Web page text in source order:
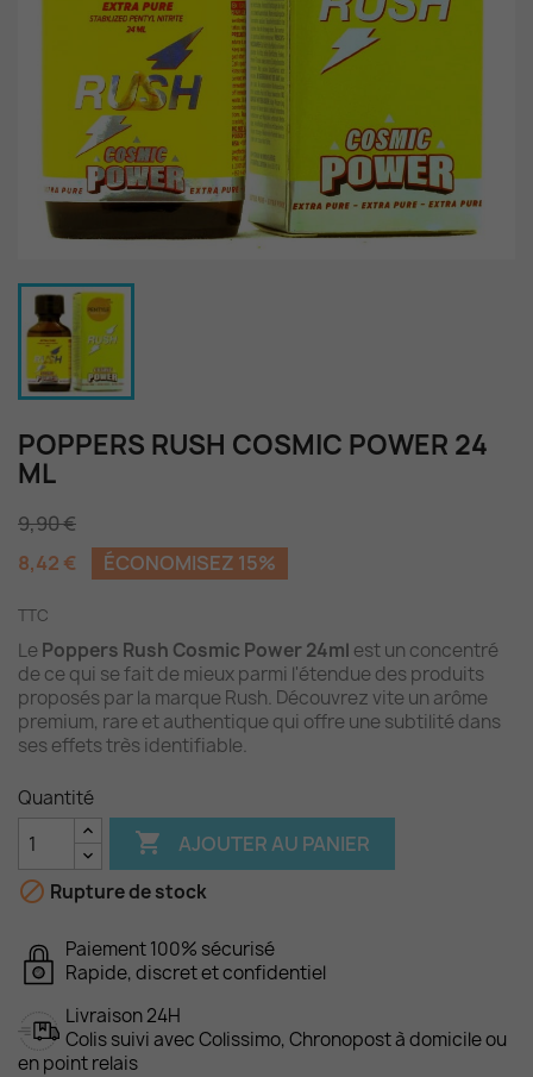
POPPERS RUSH COSMIC POWER 24
ML
9,90 €
8,42 €
ÉCONOMISEZ 15%
TTC
Le Poppers Rush Cosmic Power 24ml est un concentré
de ce qui se fait de mieux parmi l'étendue des produits
proposés par la marque Rush. Découvrez vite un arôme
premium, rare et authentique qui offre une subtilité dans
ses effets très identifiable.
Quantité
 AJOUTER AU PANIER
 Rupture de stock
Paiement 100% sécurisé
Rapide, discret et confidentiel
Livraison 24H
Colis suivi avec Colissimo, Chronopost à domicile ou
en point relais